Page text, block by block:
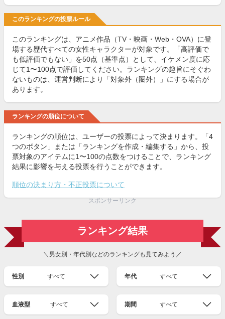
このランキングの投票ルール
このランキングは、アニメ作品（TV・映画・Web・OVA）に登
場する歴代すべての女性キャラクターが対象です。「高評価で
も低評価でもない」を50点（基準点）として、イケメン度に応
じて1〜100点で評価してください。ランキングの趣旨にそぐわ
ないものは、運営判断により「対象外（圏外）」にする場合が
あります。
ランキングの順位について
ランキングの順位は、ユーザーの投票によって決まります。「4
つのボタン」または「ランキングを作成・編集する」から、投
票対象のアイテムに1〜100の点数をつけることで、ランキング
結果に影響を与える投票を行うことができます。
順位の決まり方・不正投票について
スポンサーリンク
ランキング結果
＼男女別・年代別などのランキングも見てみよう／
性別 すべて 年代 すべて
血液型 すべて 期間 すべて